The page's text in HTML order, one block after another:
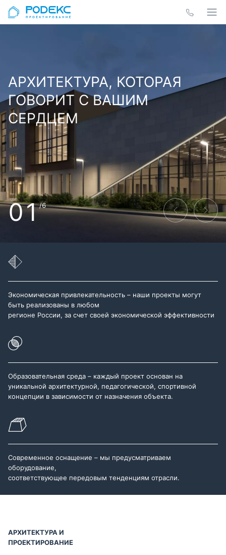
АРХИТЕКТУРА, КОТОРАЯ
ГОВОРИТ С ВАШИМ
СЕРДЦЕМ
01/6
Экономическая привлекательность – наши проекты могут
быть реализованы в любом
регионе России, за счет своей экономической эффективности
Образовательная среда – каждый проект основан на
уникальной архитектурной, педагогической, спортивной
концепции в зависимости от назначения объекта.
Современное оснащение – мы предусматриваем
оборудование,
соответствующее передовым тенденциям отрасли.
АРХИТЕКТУРА И
ПРОЕКТИРОВАНИЕ